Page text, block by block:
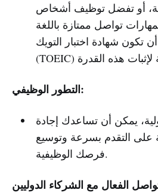
أو تفضل توظيف أشخاص
تواصل ممتازة باللغة
تكون شهادة اختبار التويك
التطور الوظيفي:
يمكن أن تساعدك إجادة
على التقدم بسرعة وتوسيع
فرصك الوظيفية.